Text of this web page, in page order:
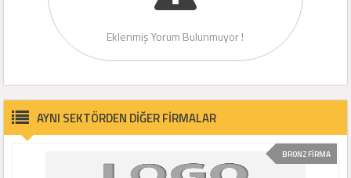
Eklenmiş Yorum Bulunmuyor !
AYNI SEKTÖRDEN DİĞER FİRMALAR
BRONZ FİRMA